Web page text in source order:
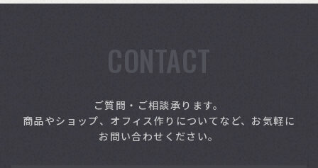
CONTACT
ご質問・ご相談承ります。
商品やショップ、オフィス作りについてなど、お気軽に
お問い合わせください。